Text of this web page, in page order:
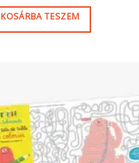
KOSÁRBA TESZEM